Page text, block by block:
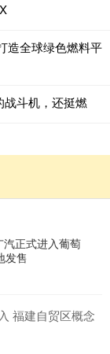
造全球绿色燃料平
战斗机，还挺燃
汽正式进入葡萄
发售
福建自贸区概念